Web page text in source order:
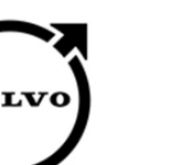
вантаж.
бортової
або